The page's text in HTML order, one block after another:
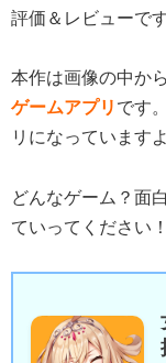
評価＆レビューです
本作は画像の中から
ゲームアプリ です
リになっています
どんなゲーム？面
ていってください！